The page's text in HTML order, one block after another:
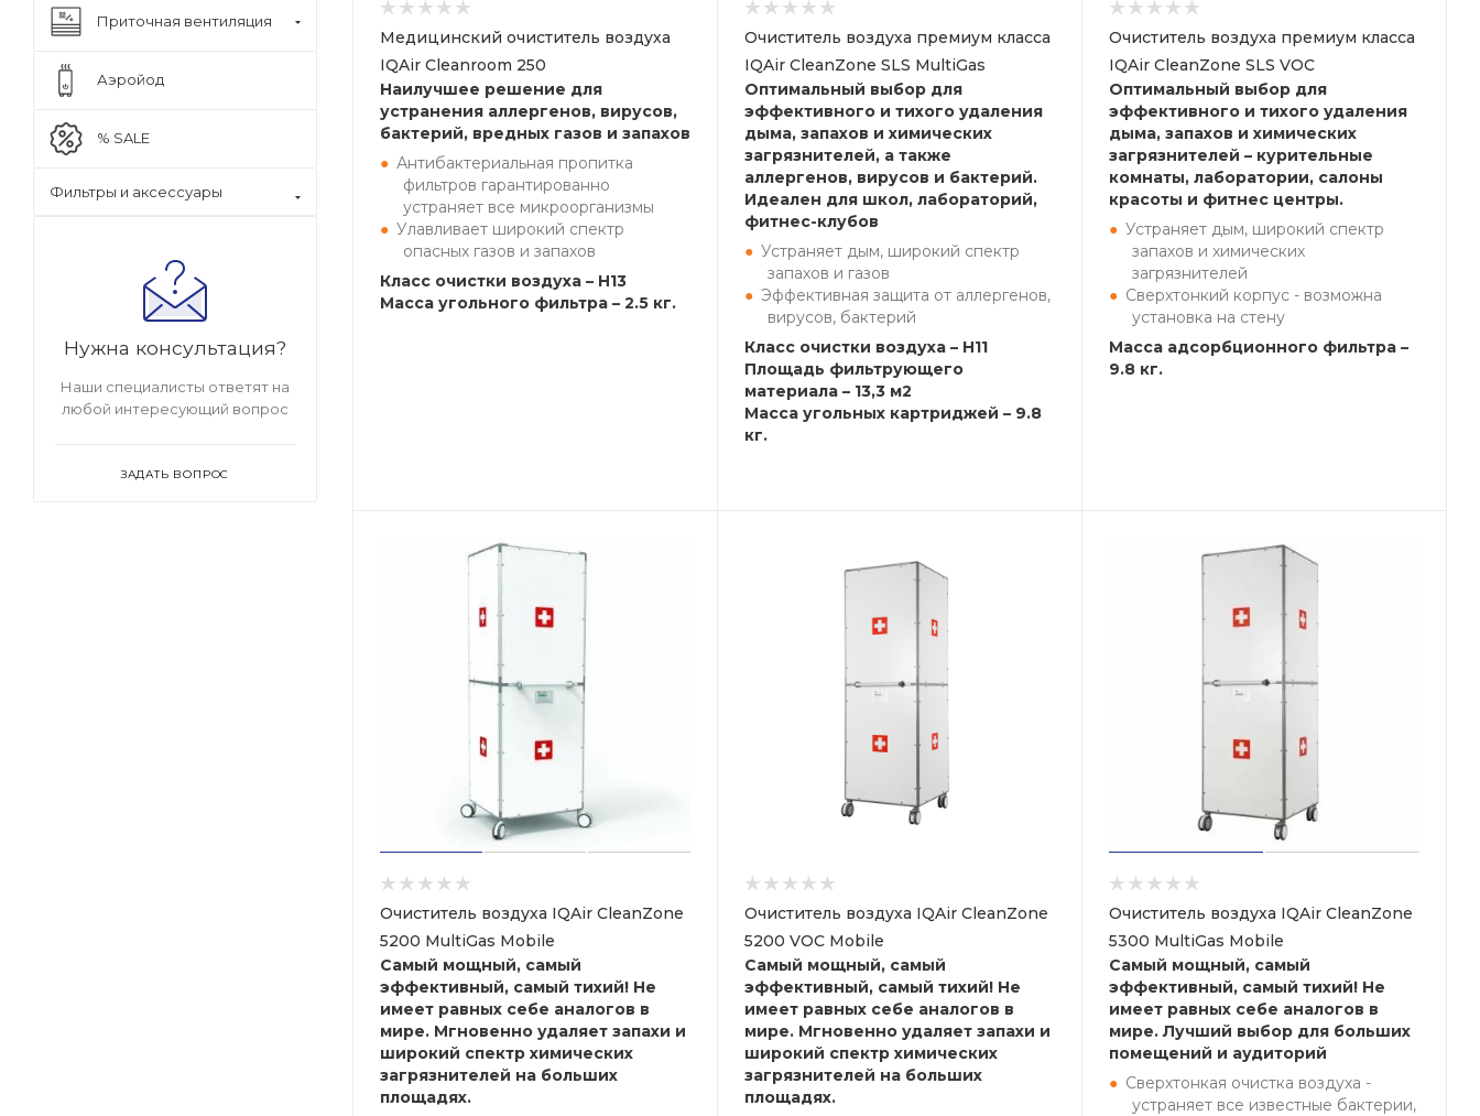
Медицинский очиститель воздуха
IQAir Cleanroom 250
Наилучшее решение для
устранения аллергенов, вирусов,
бактерий, вредных газов и запахов
Антибактериальная пропитка
фильтров гарантированно
устраняет все микроорганизмы
Улавливает широкий спектр
опасных газов и запахов
Класс очистки воздуха – H13
Масса угольного фильтра – 2.5 кг.
Очиститель воздуха премиум класса
IQAir CleanZone SLS MultiGas
Оптимальный выбор для
эффективного и тихого удаления
дыма, запахов и химических
загрязнителей, а также
аллергенов, вирусов и бактерий.
Идеален для школ, лабораторий,
фитнес-клубов
Устраняет дым, широкий спектр
запахов и газов
Эффективная защита от аллергенов,
вирусов, бактерий
Класс очистки воздуха – H11
Площадь фильтрующего
материала – 13,3 м2
Масса угольных картриджей – 9.8
кг.
Очиститель воздуха премиум класса
IQAir CleanZone SLS VOC
Оптимальный выбор для
эффективного и тихого удаления
дыма, запахов и химических
загрязнителей – курительные
комнаты, лаборатории, салоны
красоты и фитнес центры.
Устраняет дым, широкий спектр
запахов и химических
загрязнителей
Сверхтонкий корпус - возможна
установка на стену
Масса адсорбционного фильтра –
9.8 кг.
Очиститель воздуха IQAir CleanZone
5200 MultiGas Mobile
Самый мощный, самый
эффективный, самый тихий! Не
имеет равных себе аналогов в
мире. Мгновенно удаляет запахи и
широкий спектр химических
загрязнителей на больших
площадях.
Очиститель воздуха IQAir CleanZone
5200 VOC Mobile
Самый мощный, самый
эффективный, самый тихий! Не
имеет равных себе аналогов в
мире. Мгновенно удаляет запахи и
широкий спектр химических
загрязнителей на больших
площадях.
Очиститель воздуха IQAir CleanZone
5300 MultiGas Mobile
Самый мощный, самый
эффективный, самый тихий! Не
имеет равных себе аналогов в
мире. Лучший выбор для больших
помещений и аудиторий
Сверхтонкая очистка воздуха -
устраняет все известные бактерии,
Приточная вентиляция
Аэройод
% SALE
Фильтры и аксессуары
Нужна консультация?
Наши специалисты ответят на
любой интересующий вопрос
ЗАДАТЬ ВОПРОС